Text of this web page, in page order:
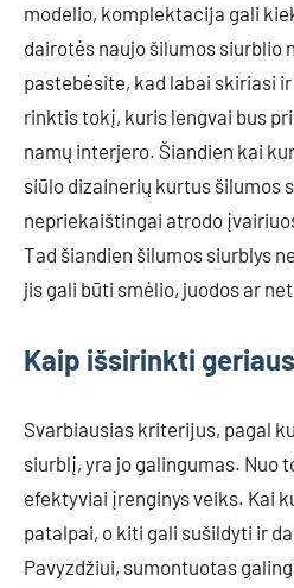
modelio, komplektacija gali
dairotės naujo šilumos siurblio
pastebėsite, kad labai skiriasi
rinktis tokį, kuris lengvai bus
namų interjero. Šiandien kai
siūlo dizainerių kurtus šilumos
nepriekaištingai atrodo
Tad šiandien šilumos siurblys
jis gali būti smėlio, juodos ar
Kaip išsirinkti
Svarbiausias kriterijus, pagal
siurblį, yra jo galingumas. Nuo
efektyviai įrenginys veiks. Kai
patalpai, o kiti gali sušildyti ir
Pavyzdžiui, sumontuotas